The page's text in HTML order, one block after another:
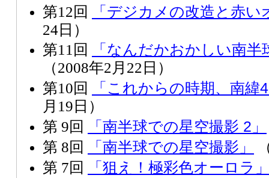
第12回
「デジカメの改造と赤い
24日）
第11回
「なんだかおかしい南
（2008年2月22日）
第10回
「これからの時期、南緯
月19日）
第 9回
「南半球での星空撮影 2」
第 8回
「南半球での星空撮影」
第 7回
「狙え！極彩色オーロラ